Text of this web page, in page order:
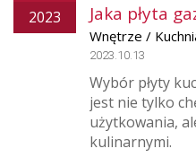
2023
Jaka płyta
Wnętrze /
2023.10.13
Wybór płyty
jest nie tylko
użytkowania,
kulinarnymi.